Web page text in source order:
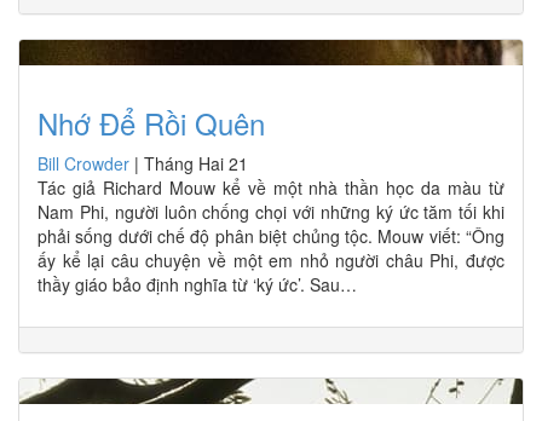
Nhớ Để Rồi Quên
Bill Crowder | Tháng Hai 21
Tác giả Richard Mouw kể về một nhà thần học da màu từ
Nam Phi, người luôn chống chọi với những ký ức tăm tối khi
phải sống dưới chế độ phân biệt chủng tộc. Mouw viết: “Ông
ấy kể lại câu chuyện về một em nhỏ người châu Phi, được
thầy giáo bảo định nghĩa từ ‘ký ức’. Sau…